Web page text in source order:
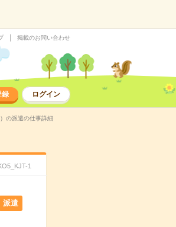
掲載のお問い合わせ
録 ログイン
の派遣の仕事詳細
1
派遣